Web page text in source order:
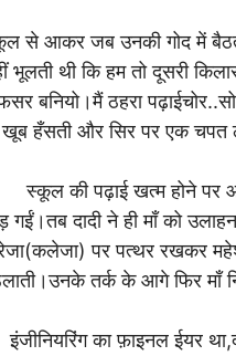
से आकर जब उनकी गोद में
भूलती थी कि हम तो दूसरी
बनियो।मैं ठहरा
खूब हँसती और सिर पर एक चपत
की पढ़ाई खत्म होने पर
गईं।तब दादी ने ही माँ को
पर पत्थर रखकर
तर्क के आगे फिर माँ
का फ़ाइनल ईयर